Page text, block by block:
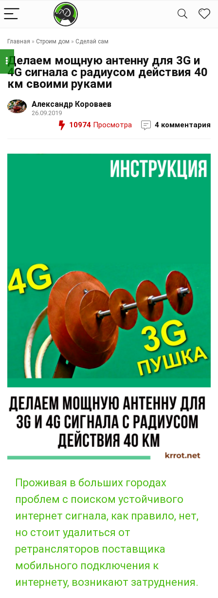
Главная » Строим дом » Сделай сам
Делаем мощную антенну для 3G и
4G сигнала с радиусом действия 40
км своими руками
Александр Короваев
26.09.2019
10974 Просмотра 4 комментария
Проживая в больших городах
проблем с поиском устойчивого
интернет сигнала, как правило, нет,
но стоит удалиться от
ретрансляторов поставщика
мобильного подключения к
интернету, возникают затруднения.